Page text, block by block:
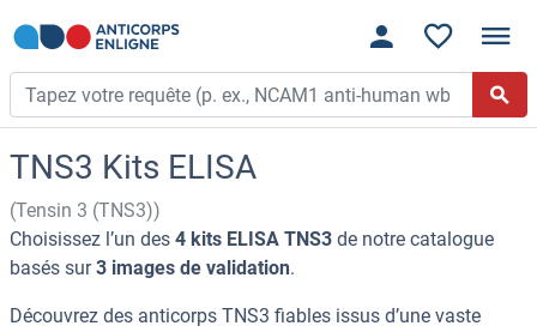
TNS3 Kits ELISA
(Tensin 3 (TNS3))
Choisissez l’un des 4 kits ELISA TNS3 de notre catalogue
basés sur3 images de validation.
Découvrez des anticorps TNS3 fiables issus d’une vaste